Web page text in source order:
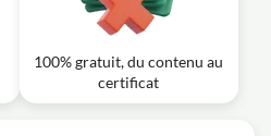
100% gratuit, du contenu au
certificat